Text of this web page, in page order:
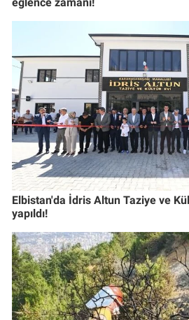
Elbistan'da İdris Altun Taziye ve
yapıldı!